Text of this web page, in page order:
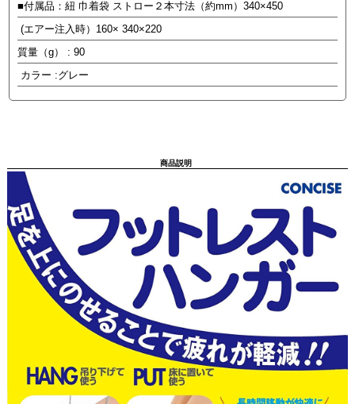
■付属品：紐 巾着袋 ストロー２本寸法（約mm）340×450
(エアー注入時）160× 340×220
質量（g） : 90
カラー :グレー
商品説明